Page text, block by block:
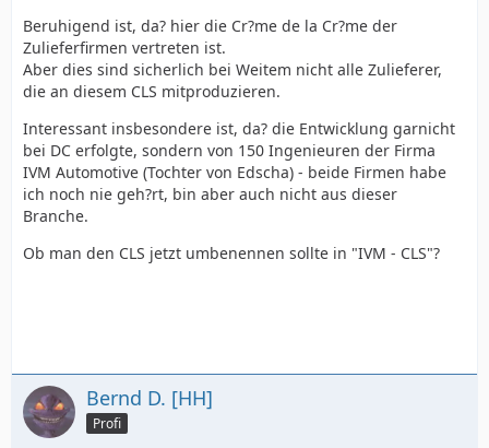
Beruhigend ist, da? hier die Cr?me de la Cr?me der
Zulieferfirmen vertreten ist.
Aber dies sind sicherlich bei Weitem nicht alle Zulieferer,
die an diesem CLS mitproduzieren.
Interessant insbesondere ist, da? die Entwicklung garnicht
bei DC erfolgte, sondern von 150 Ingenieuren der Firma
IVM Automotive (Tochter von Edscha) - beide Firmen habe
ich noch nie geh?rt, bin aber auch nicht aus dieser
Branche.
Ob man den CLS jetzt umbenennen sollte in "IVM - CLS"?
Bernd D. [HH]
Profi